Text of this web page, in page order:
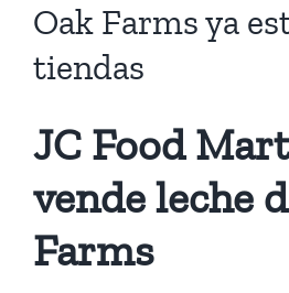
Oak Farms ya
tiendas
JC Food
vende leche
Farms